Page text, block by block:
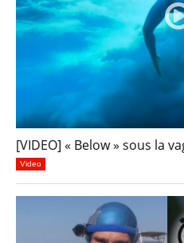
[VIDEO] « Below » sous la
Video